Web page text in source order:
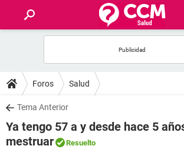
FOROS
SALUD
FAMILIA
Foros Salud
Tema Anterior
Ya tengo 57 a y desde hace 5
mestruar
Resuelto